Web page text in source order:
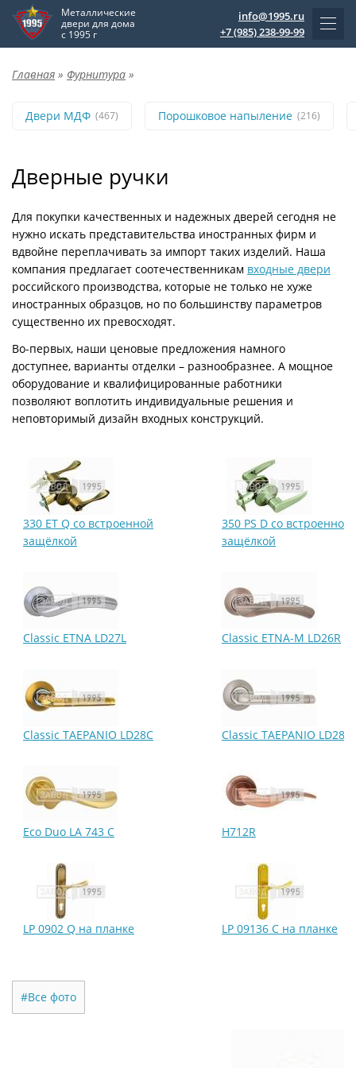
Металлические
двери для дома
с 1995 г
info@1995.ru
+7 (985) 238-99-99
Главная » Фурнитура »
Двери МДФ (467) Порошковое напыление (216)
Дверные ручки
Для покупки качественных и надежных дверей сегодня не
нужно искать представительства иностранных фирм и
вдвойне переплачивать за импорт таких изделий. Наша
компания предлагает соотечественникам входные двери
российского производства, которые не только не хуже
иностранных образцов, но по большинству параметров
существенно их превосходят.
Во-первых, наши ценовые предложения намного
доступнее, варианты отделки – разнообразнее. А мощное
оборудование и квалифицированные работники
позволяют воплотить индивидуальные решения и
неповторимый дизайн входных конструкций.
330 ET Q со встроенной
защёлкой
350 PS D со встроенной
защёлкой
Classic ETNA LD27L Classic ETNA-M LD26R
Classic TAEPANIO LD28C Classic TAEPANIO LD28L
Eco Duo LA 743 C H712R
LP 0902 Q на планке LP 09136 C на планке
#Все фото